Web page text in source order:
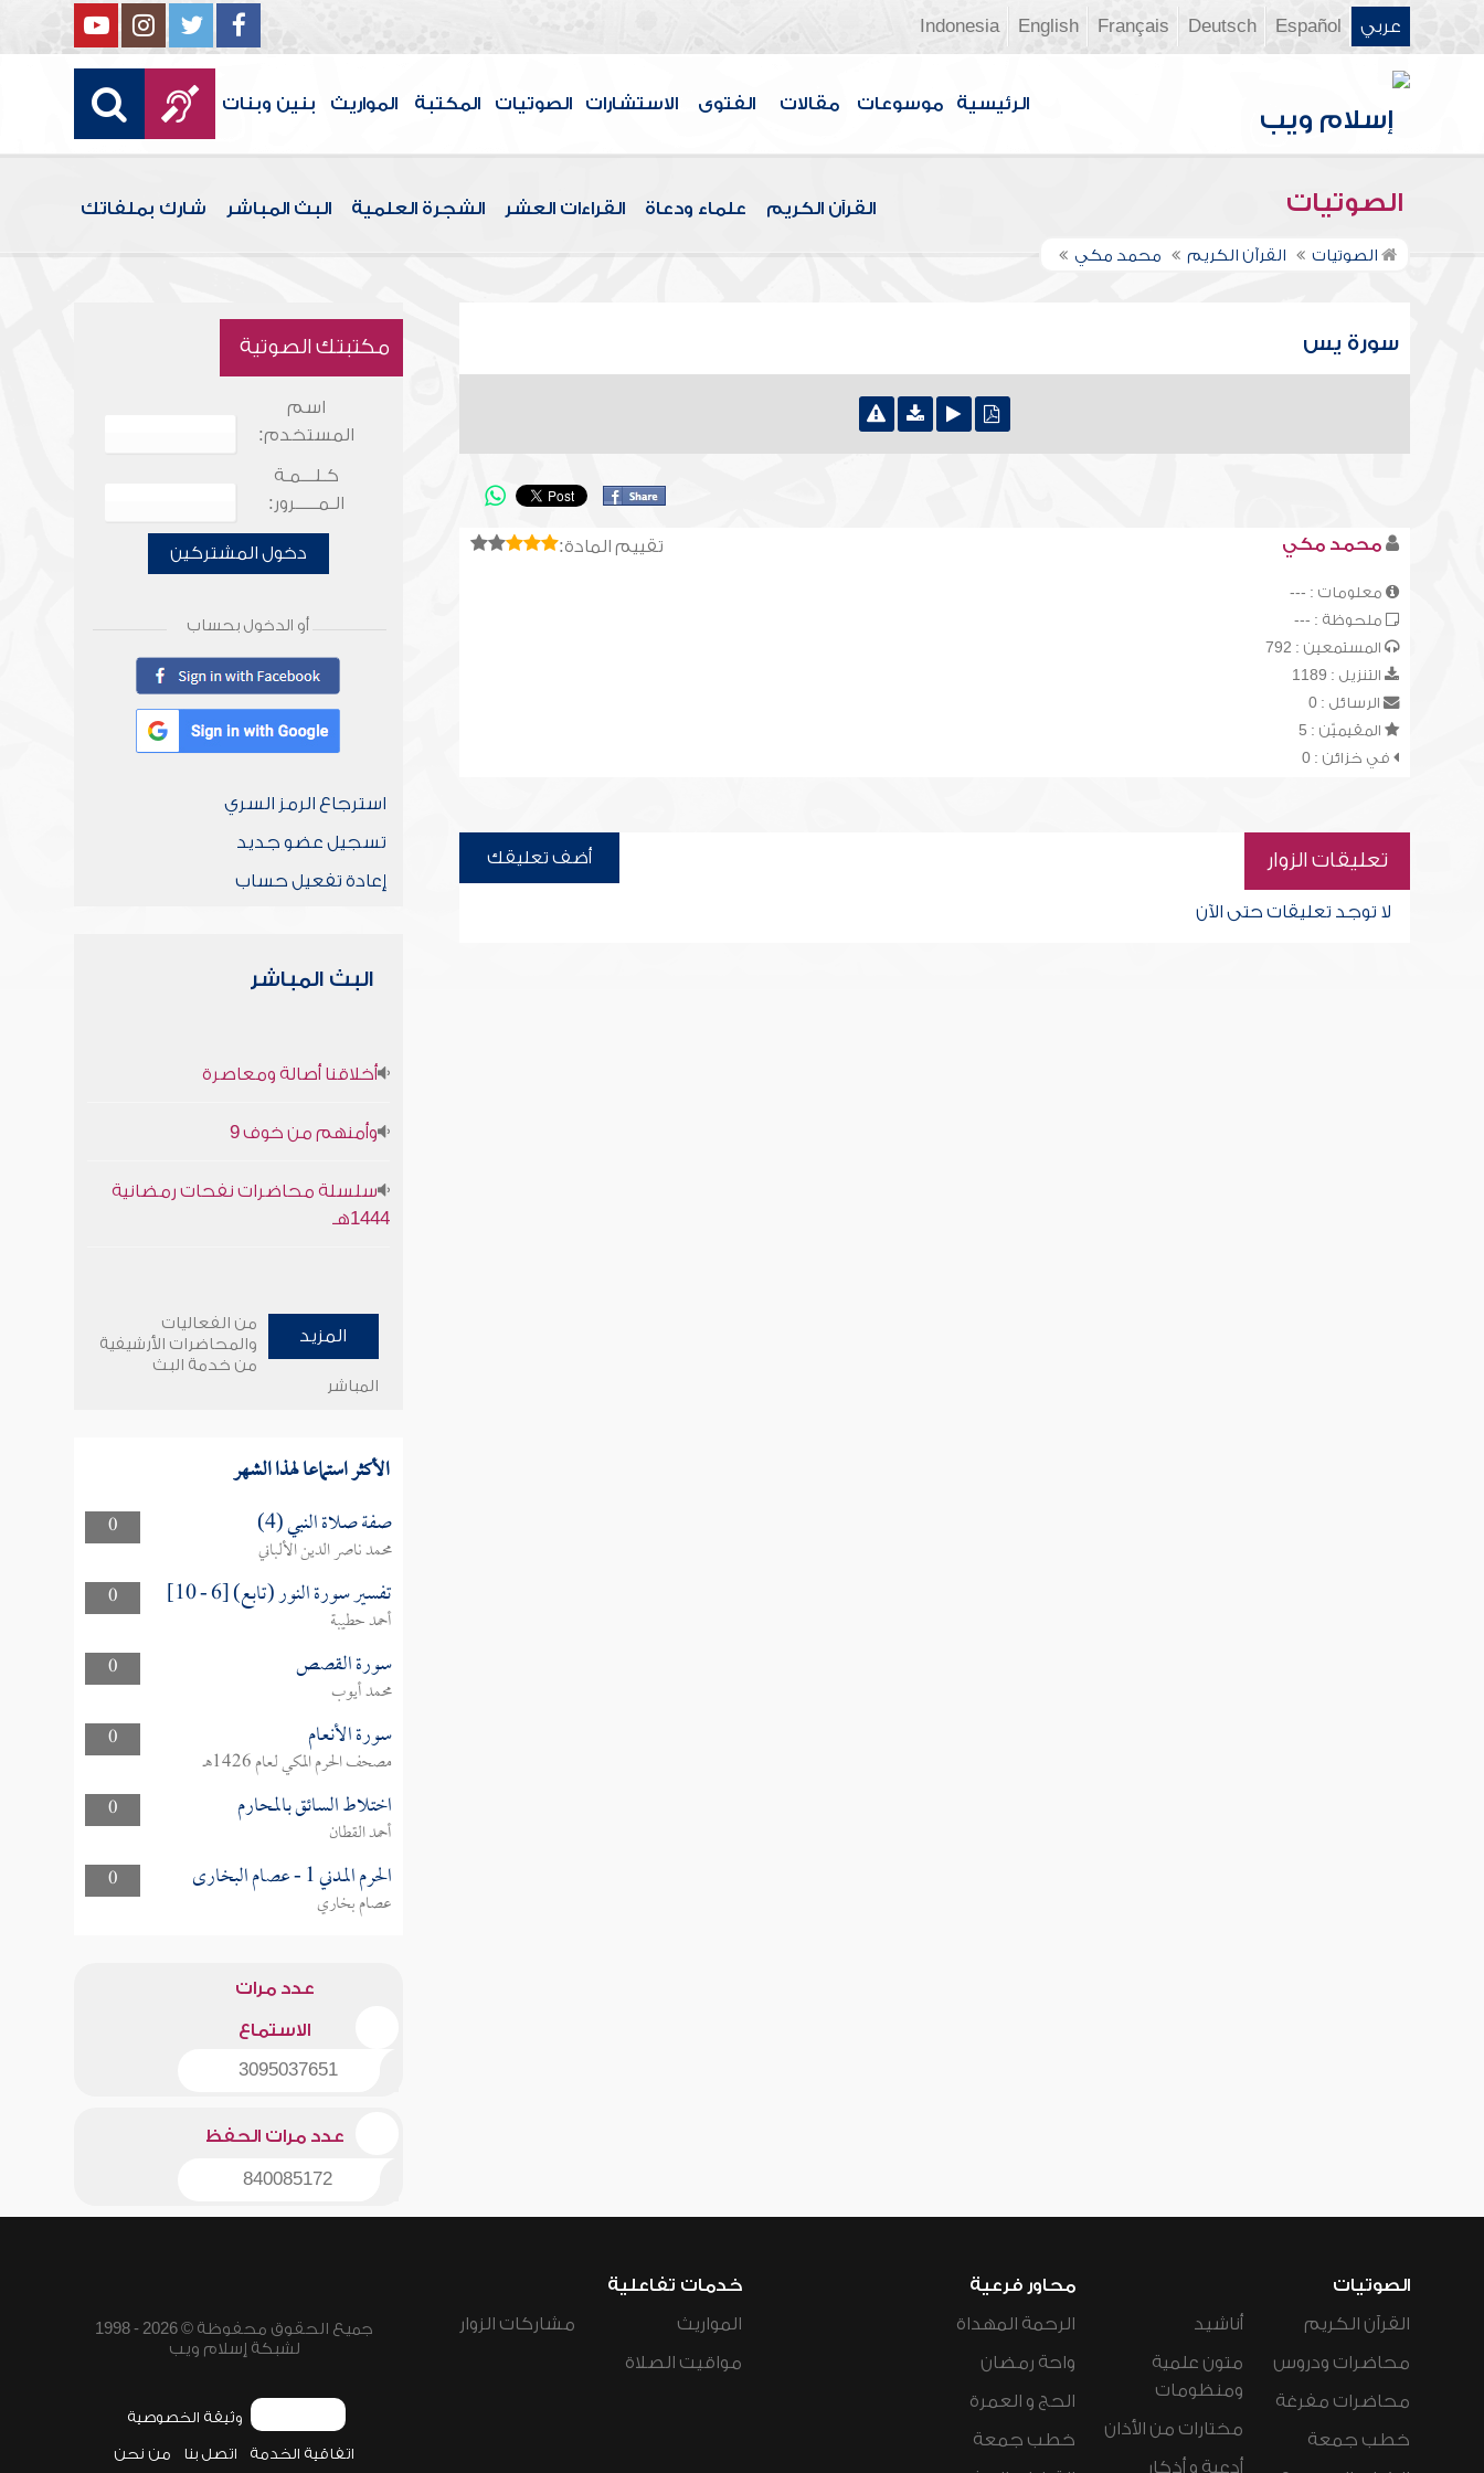
عربي Español
Deutsch
Français
English
Indonesia
الرئيسية موسوعات مقالات الفتوى الاستشارات الصوتيات المكتبة المواريث بنين وبنات
الصوتيات القرآن الكريم علماء ودعاة القراءات العشر الشجرة العلمية البث المباشر شارك بملفاتك
الصوتيات القرآن الكريم محمد مكي
سورة يس
تقييم المادة: محمد مكي
معلومات : ---
ملحوظة : ---
المستمعين : 792
التنزيل : 1189
الرسائل : 0
المقيميّن : 5
في خزائن : 0
تعليقات الزوار أضف تعليقك
لا توجد تعليقات حتى الآن
مكتبتك الصوتية
اسم
المستخدم:
كـلـــمـة
الـمـــــرور:
دخول المشتركين
أو الدخول بحساب
استرجاع الرمز السري
تسجيل عضو جديد
إعادة تفعيل حساب
البث المباشر
أخلاقنا أصالة ومعاصرة
وأمنهم من خوف 9
سلسلة محاضرات نفحات رمضانية
1444هـ
المزيد
من الفعاليات
والمحاضرات الأرشيفية
من خدمة البث
المباشر
الأكثر استماعا لهذا الشهر
0 صفة صلاة النبي (4)
محمد ناصر الدين الألباني
0
تفسير سورة النور (تابع) [6 - 10]
أحمد حطيبة
0
سورة القصص
محمد أيوب
0
سورة الأنعام
مصحف الحرم المكي لعام 1426هـ
0
اختلاط السائق بالمحارم
أحمد القطان
0
الحرم المدني 1 - عصام البخارى
عصام بخاري
عدد مرات
الاستماع
3095037651
عدد مرات الحفظ
840085172
الصوتيات
القرآن الكريم
محاضرات ودروس
محاضرات مفرغة
خطب جمعة
أناشيد
متون علمية
ومنظومات
مختارات من الأذان
أدعية و أذكار
محاور فرعية
الرحمة المهداة
واحة رمضان
الحج و العمرة
خطب جمعة
خدمات تفاعلية
المواريث
مواقيت الصلاة
مشاركات الزوار
جميع الحقوق محفوظة © 2026 - 1998
لشبكة إسلام ويب
وثيقة الخصوصية
اتفاقية الخدمة اتصل بنا من نحن